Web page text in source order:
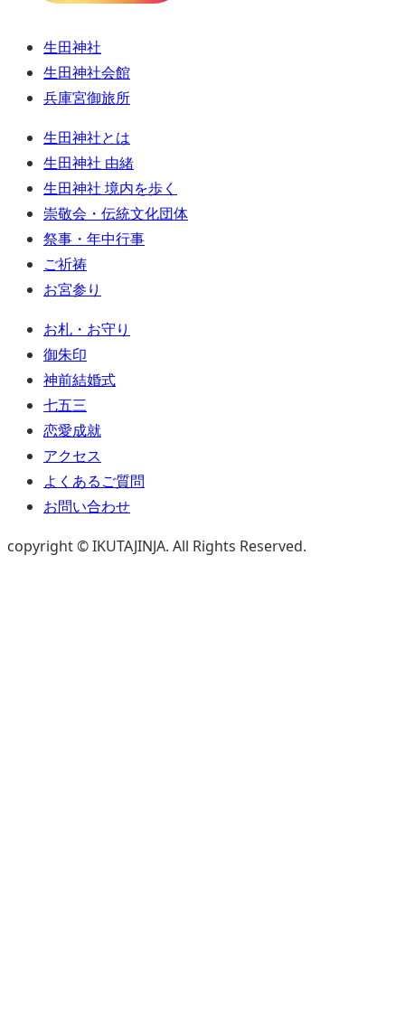
生田神社
生田神社会館
兵庫宮御旅所
生田神社とは
生田神社 由緒
生田神社 境内を歩く
崇敬会・伝統文化団体
祭事・年中行事
ご祈祷
お宮参り
お札・お守り
御朱印
神前結婚式
七五三
恋愛成就
アクセス
よくあるご質問
お問い合わせ
copyright © IKUTAJINJA. All Rights Reserved.